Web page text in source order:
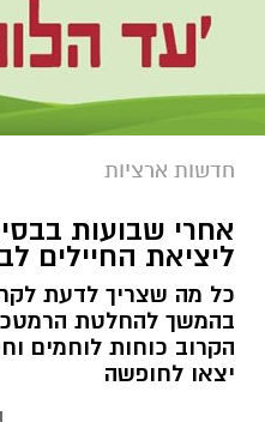
חדשות ארציות
אחרי שבועות
ליציאת החיילים
כל מה שצריך לדעת
בהמשך להחלטת
הקרוב כוחות לוחמים
יצאו לחופשה